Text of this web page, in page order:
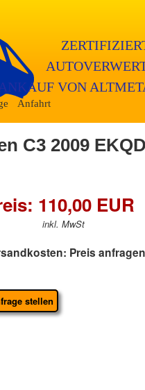
ANKAUF VON
Anfahrt
C3 2009
110,00 EUR
inkl. MwSt
Preis anfragen
stellen